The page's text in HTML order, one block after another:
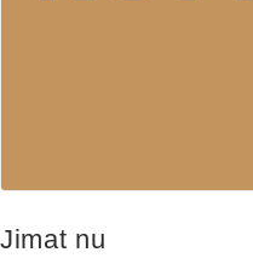
Jimat nu